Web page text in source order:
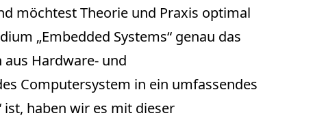
möchtest Theorie und Praxis optimal
„Embedded Systems“ genau das
Hardware- und
Computersystem in ein umfassendes
haben wir es mit dieser